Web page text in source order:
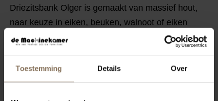
Toestemming Details Over
Driezitsbank Olger is gemaakt van massief hout,
naar keuze in eiken, beuken, walnoot of eiken
whitewash. De bank is voorzien van hoogwaardige
STOFKLEUREN